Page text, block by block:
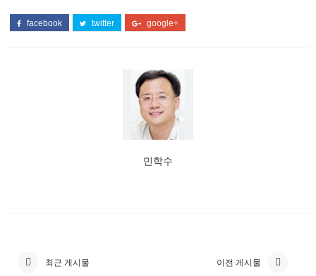
facebook twitter google+
민학수
최근 게시물 이전 게시물